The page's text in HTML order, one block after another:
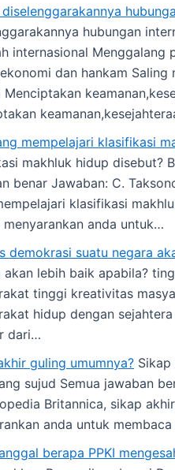
diselenggarakannya
hubungan
internasional Menggalang
dan hankam
Menciptakan
mempelajari klasifikasi
makhluk hidup disebut?
benar Jawaban: C.
klasifikasi
menyarankan anda untuk…
demokrasi suatu negara
akan lebih baik apabila?
tinggi kreativitas
hidup dengan
dari…
guling umumnya?
sujud Semua jawaban
Britannica, sikap
anda untuk
berapa PPKI